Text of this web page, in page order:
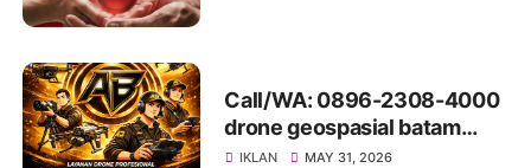
Call/WA: 0896-2308-4000
drone geospasial batam
LubukBaja
IKLAN MAY 31, 2026